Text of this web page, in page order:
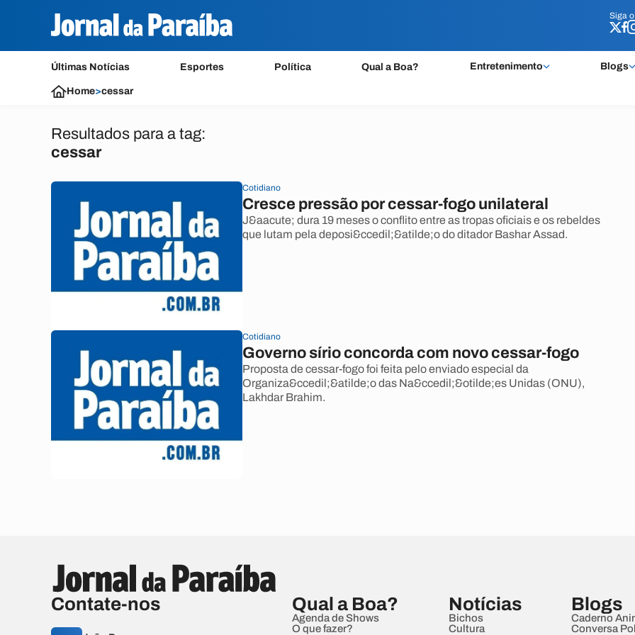
Siga o
Últimas Notícias Esportes Política Qual a Boa? Entretenimento Blogs
Siga o
Home>cessar
Resultados para a tag:
cessar
Cotidiano
Cresce pressão por cessar-fogo unilateral
J&aacute; dura 19 meses o conflito entre as tropas oficiais e os rebeldes
que lutam pela deposi&ccedil;&atilde;o do ditador Bashar Assad.
Cotidiano
Governo sírio concorda com novo cessar-fogo
Proposta de cessar-fogo foi feita pelo enviado especial da
Organiza&ccedil;&atilde;o das Na&ccedil;&otilde;es Unidas (ONU),
Lakhdar Brahim.
Contate-nos Qual a Boa?
Agenda de Shows
O que fazer?
Notícias
Bichos
Cultura
Blogs
Caderno
Conversa